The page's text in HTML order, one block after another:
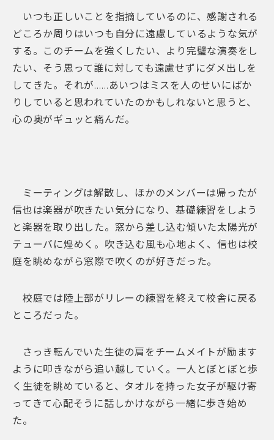
いつも正しいことを指摘しているのに、感謝される
どころか周りはいつも自分に遠慮しているような気が
する。このチームを強くしたい、より完璧な演奏をし
たい、そう思って誰に対しても遠慮せずにダメ出しを
してきた。それが……あいつはミスを人のせいにばか
りしていると思われていたのかもしれないと思うと、
心の奥がギュッと痛んだ。
ミーティングは解散し、ほかのメンバーは帰ったが
信也は楽器が吹きたい気分になり、基礎練習をしよう
と楽器を取り出した。窓から差し込む傾いた太陽光が
テューバに煌めく。吹き込む風も心地よく、信也は校
庭を眺めながら窓際で吹くのが好きだった。
校庭では陸上部がリレーの練習を終えて校舎に戻る
ところだった。
さっき転んでいた生徒の肩をチームメイトが励ます
ように叩きながら追い越していく。一人とぼとぼと歩
く生徒を眺めていると、タオルを持った女子が駆け寄
ってきて心配そうに話しかけながら一緒に歩き始め
た。